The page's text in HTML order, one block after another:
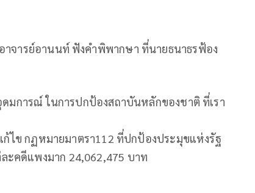
าจารย์อานนท์ ฟังคำพิพากษา ที่นายธนาธรฟ้อง
มการณ์ ในการปกป้องสถาบันหลักของชาติ ที่เรา
ก้ไข กฏหมายมาตรา112 ที่ปกป้องประมุขแห่งรัฐ
คดีแพงมาก 24,062,475 บาท